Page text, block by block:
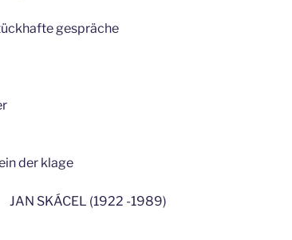
gespräche
der klage
JAN SKÁCEL (1922 -1989)